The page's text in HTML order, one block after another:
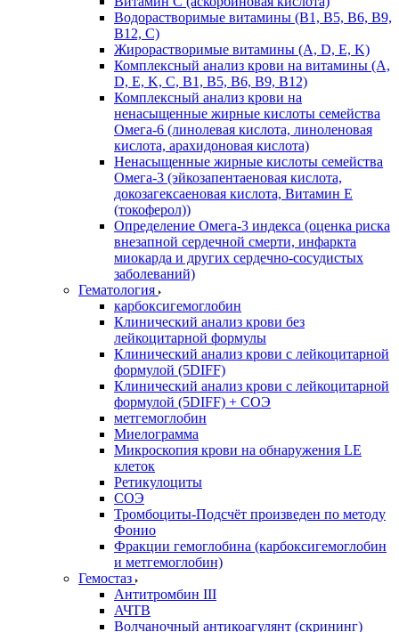
Водорастворимые витамины (B1, B5, B6, В9,
В12, С)
Жирорастворимые витамины (A, D, E, K)
Комплексный анализ крови на витамины (A,
D, E, K, C, B1, B5, B6, В9, B12)
Комплексный анализ крови на
ненасыщенные жирные кислоты семейства
Омега-6 (линолевая кислота, линоленовая
кислота, арахидоновая кислота)
Ненасыщенные жирные кислоты семейства
Омега-3 (эйкозапентаеновая кислота,
докозагексаеновая кислота, Витамин E
(токоферол))
Определение Омега-3 индекса (оценка риска
внезапной сердечной смерти, инфаркта
миокарда и других сердечно-сосудистых
заболеваний)
Гематология
карбоксигемоглобин
Клинический анализ крови без
лейкоцитарной формулы
Клинический анализ крови с лейкоцитарной
формулой (5DIFF)
Клинический анализ крови с лейкоцитарной
формулой (5DIFF) + СОЭ
метгемоглобин
Миелограмма
Микроскопия крови на обнаружения LE
клеток
Ретикулоциты
СОЭ
Тромбоциты-Подсчёт произведен по методу
Фонио
Фракции гемоглобина (карбоксигемоглобин
и метгемоглобин)
Гемостаз
Антитромбин III
АЧТВ
Волчаночный антикоагулянт (скрининг)